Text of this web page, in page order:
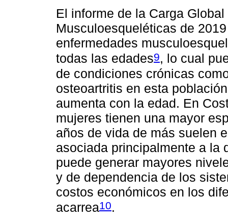
El informe de la Carga
Musculoesqueléticas de
enfermedades
todas las edades9, lo cual
de condiciones crónicas
osteoartritis en esta
aumenta con la edad. En
mujeres tienen una mayor
años de vida de más suelen
asociada principalmente a la
puede generar mayores
y de dependencia de los
costos económicos en los
acarrea10.